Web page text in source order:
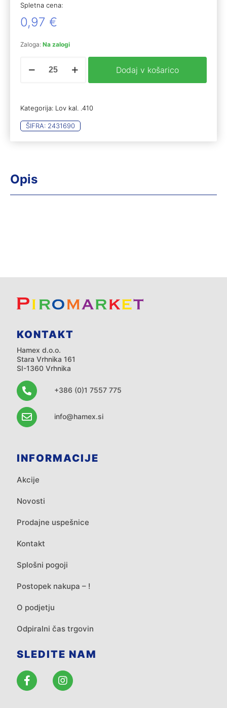
Spletna cena:
0,97 €
Zaloga: Na zalogi
Special
#8
količina
Dodaj v košarico
Kategorija: Lov kal. .410
ŠIFRA: 2431690
Opis
KONTAKT
Hamex d.o.o.
Stara Vrhnika 161
SI-1360 Vrhnika
+386 (0)1 7557 775
info@hamex.si
INFORMACIJE
Akcije
Novosti
Prodajne uspešnice
Kontakt
Splošni pogoji
Postopek nakupa – !
O podjetju
Odpiralni čas trgovin
SLEDITE NAM